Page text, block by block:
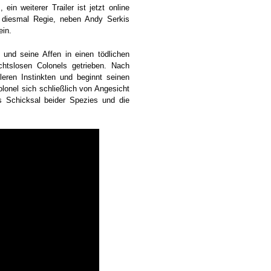
ein weiterer Trailer ist jetzt online
Regie, neben Andy Serkis
seine Affen in einen tödlichen
Colonels getrieben. Nach
Instinkten und beginnt seinen
sich schließlich von Angesicht
Schicksal beider Spezies und die